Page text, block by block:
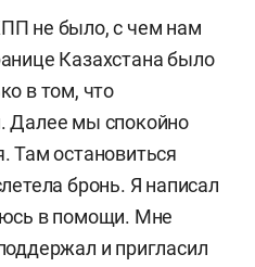
не было, с чем нам
Казахстана было
в том, что
Далее мы спокойно
Там остановиться
бронь. Я написал
в помощи. Мне
и пригласил